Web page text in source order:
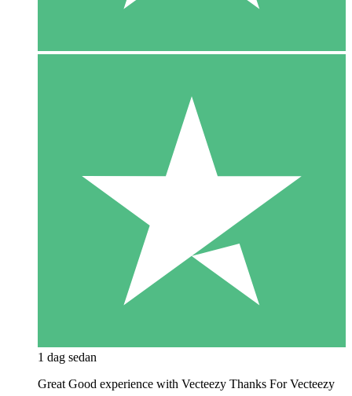
1 dag sedan
Great Good experience with Vecteezy Thanks For Vecteezy